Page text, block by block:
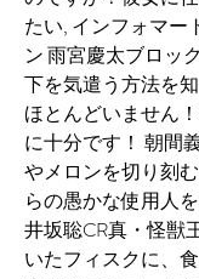
たい, インフォマー
ン 雨宮慶太ブロッ
下を気遣う方法を
ほとんどいません
に十分です！ 朝間
やメロンを切り刻
らの愚かな使用人
井坂聡CR真・怪獣
いたフィスクに、